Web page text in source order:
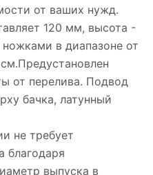
от ваших нужд.
120 мм, высота -
в диапазоне от
от перелива. Подвод
бачка, латунный
не требует
благодаря
выпуска в